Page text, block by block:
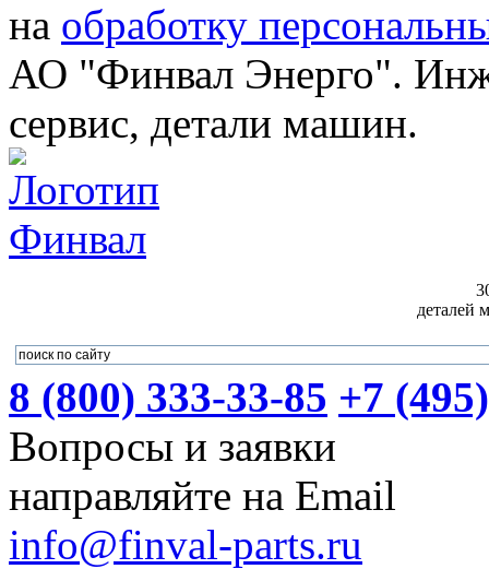
на обработку
АО "Финвал Энерго".
сервис, детали машин.
деталей
8 (800) 333-33-85 +7
Вопросы и заявки
направляйте на Email
info@finval-parts.ru